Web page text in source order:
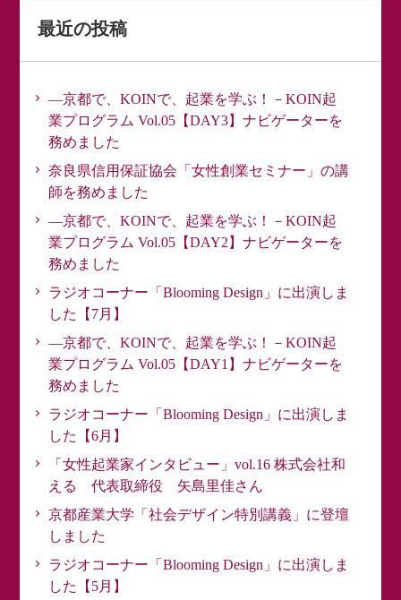
最近の投稿
―京都で、KOINで、起業を学ぶ！－KOIN起
業プログラム Vol.05【DAY3】ナビゲーターを
務めました
奈良県信用保証協会「女性創業セミナー」の講
師を務めました
―京都で、KOINで、起業を学ぶ！－KOIN起
業プログラム Vol.05【DAY2】ナビゲーターを
務めました
ラジオコーナー「Blooming Design」に出演しま
した【7月】
―京都で、KOINで、起業を学ぶ！－KOIN起
業プログラム Vol.05【DAY1】ナビゲーターを
務めました
ラジオコーナー「Blooming Design」に出演しま
した【6月】
「女性起業家インタビュー」vol.16 株式会社和
える 代表取締役 矢島里佳さん
京都産業大学「社会デザイン特別講義」に登壇
しました
ラジオコーナー「Blooming Design」に出演しま
した【5月】